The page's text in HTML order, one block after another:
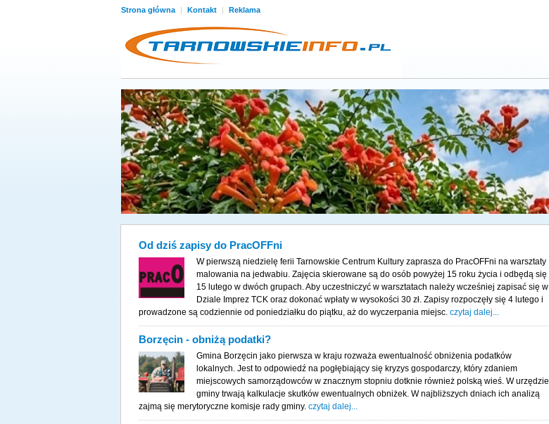
Strona główna | Kontakt | Reklama
Od dziś zapisy do PracOFFni
W pierwszą niedzielę ferii Tarnowskie Centrum Kultury zaprasza do PracOFFni na warsztaty
malowania na jedwabiu. Zajęcia skierowane są do osób powyżej 15 roku życia i odbędą się
15 lutego w dwóch grupach. Aby uczestniczyć w warsztatach należy wcześniej zapisać się w
Dziale Imprez TCK oraz dokonać wpłaty w wysokości 30 zł. Zapisy rozpoczęły się 4 lutego i
prowadzone są codziennie od poniedziałku do piątku, aż do wyczerpania miejsc. czytaj dalej...
Borzęcin - obniżą podatki?
Gmina Borzęcin jako pierwsza w kraju rozważa ewentualność obniżenia podatków
lokalnych. Jest to odpowiedź na pogłębiający się kryzys gospodarczy, który zdaniem
miejscowych samorządowców w znacznym stopniu dotknie również polską wieś. W urzędzie
gminy trwają kalkulacje skutków ewentualnych obniżek. W najbliższych dniach ich analizą
zajmą się merytoryczne komisje rady gminy. czytaj dalej...